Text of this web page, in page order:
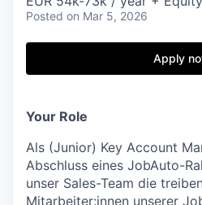
Posted on Mar 5, 2026
Apply
Your Role
Als (Junior) Key Account
Abschluss eines JobAuto-
unser Sales-Team die
Mitarbeiter:innen unserer